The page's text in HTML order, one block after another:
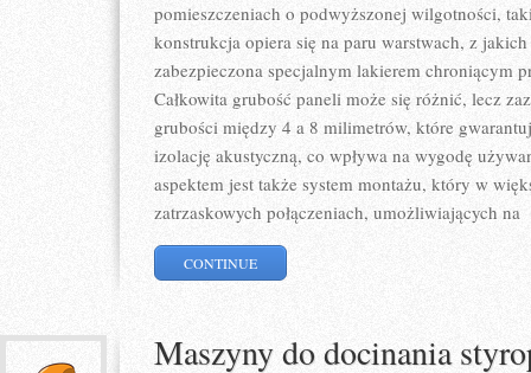
pomieszczeniach o podwyższonej wilgotności,
konstrukcja opiera się na paru warstwach, z
zabezpieczona specjalnym lakierem chroniącym
Całkowita grubość paneli może się różnić, lecz
grubości między 4 a 8 milimetrów, które
izolację akustyczną, co wpływa na wygodę
aspektem jest także system montażu, który w
zatrzaskowych połączeniach, umożliwiających na
CONTINUE
Maszyny do docinania